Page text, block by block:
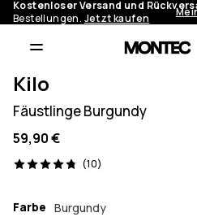
Kostenloser Versand und
Bestellungen. Jetzt kaufen
Kilo
Fäustlinge Burgundy
59,90 €
(10)
10 Reviews, 4.8/5
Farbe Burgundy